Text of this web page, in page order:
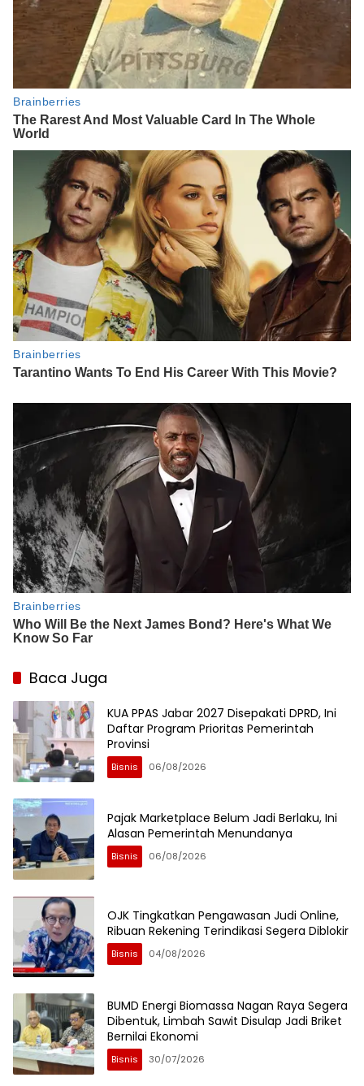
Baca Juga
KUA PPAS Jabar 2027 Disepakati DPRD, Ini
Daftar Program Prioritas Pemerintah
Provinsi
Bisnis 06/08/2026
Pajak Marketplace Belum Jadi Berlaku, Ini
Alasan Pemerintah Menundanya
Bisnis 06/08/2026
OJK Tingkatkan Pengawasan Judi Online,
Ribuan Rekening Terindikasi Segera Diblokir
Bisnis 04/08/2026
BUMD Energi Biomassa Nagan Raya Segera
Dibentuk, Limbah Sawit Disulap Jadi Briket
Bernilai Ekonomi
Bisnis 30/07/2026